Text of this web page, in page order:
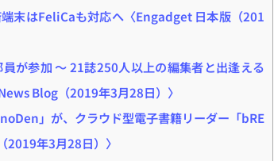
末はFeliCaも対応へ〈Engadget 日本版（201
員が参加 ～ 21誌250人以上の編集者と出逢える
Blog（2019年3月28日）〉
」が、クラウド型電子書籍リーダー「bRE
年3月28日）〉